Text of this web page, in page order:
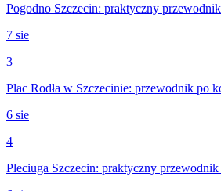
Pogodno Szczecin: praktyczny
7 sie
3
Plac Rodła w Szczecinie: przewodnik po
6 sie
4
Pleciuga Szczecin: praktyczny